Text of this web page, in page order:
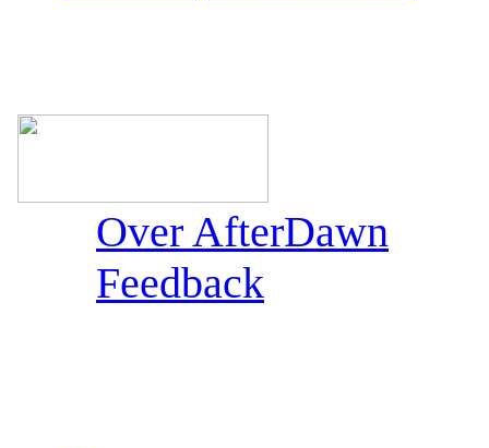
Over AfterDawn
Feedback